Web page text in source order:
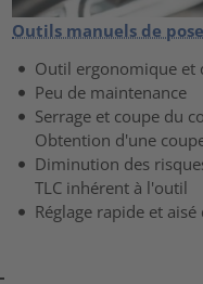
Outils manuels de
Outil ergonomique et
Peu de maintenance
Serrage et coupe du
Obtention d'une
Diminution des
TLC inhérent à l'outil
Réglage rapide et